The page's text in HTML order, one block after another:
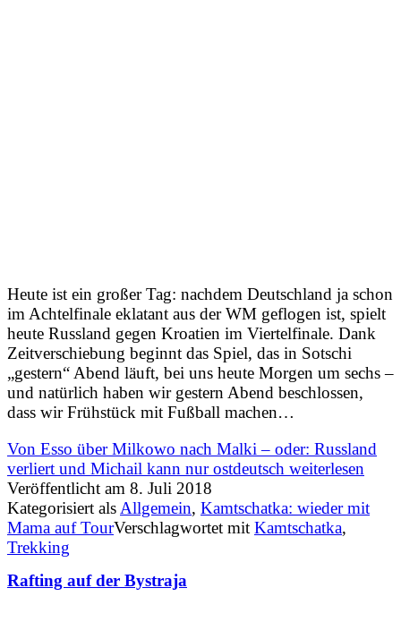
Heute ist ein großer Tag: nachdem Deutschland ja schon
im Achtelfinale eklatant aus der WM geflogen ist, spielt
heute Russland gegen Kroatien im Viertelfinale. Dank
Zeitverschiebung beginnt das Spiel, das in Sotschi
„gestern“ Abend läuft, bei uns heute Morgen um sechs –
und natürlich haben wir gestern Abend beschlossen,
dass wir Frühstück mit Fußball machen…
Von Esso über Milkowo nach Malki – oder: Russland
verliert und Michail kann nur ostdeutsch weiterlesen
Veröffentlicht am 8. Juli 2018
Kategorisiert als Allgemein, Kamtschatka: wieder mit
Mama auf TourVerschlagwortet mit Kamtschatka,
Trekking
Rafting auf der Bystraja